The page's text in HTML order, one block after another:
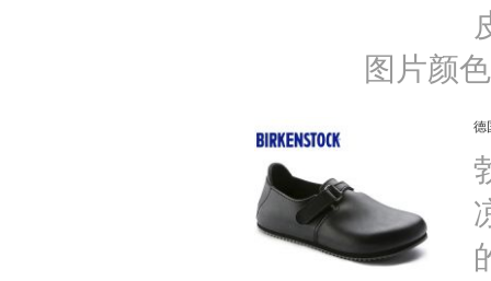
图片颜
德